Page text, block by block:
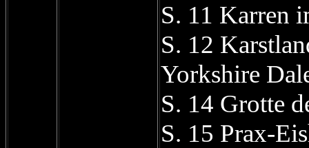
S. 11 Karren
S. 12
Yorkshire
S. 14 Grotte
S. 15 Prax-